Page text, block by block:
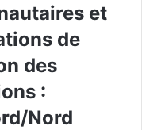
et
de
des
:
Nord